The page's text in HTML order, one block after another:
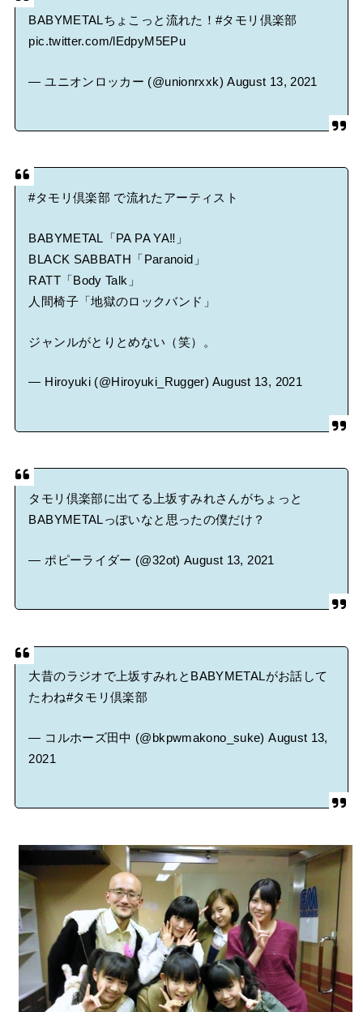
BABYMETALちょこっと流れた！#タモリ倶楽部
pic.twitter.com/lEdpyM5EPu
— ユニオンロッカー (@unionrxxk)August 13, 2021
#タモリ倶楽部 で流れたアーティスト
BABYMETAL「PA PA YA‼︎」
BLACK SABBATH「Paranoid」
RATT「Body Talk」
人間椅子「地獄のロックバンド」
ジャンルがとりとめない（笑）。
— Hiroyuki (@Hiroyuki_Rugger) August 13, 2021
タモリ倶楽部に出てる上坂すみれさんがちょっと
BABYMETALっぽいなと思ったの僕だけ？
— ポピーライダー (@32ot)August 13, 2021
大昔のラジオで上坂すみれとBABYMETALがお話して
たわね#タモリ倶楽部
— コルホーズ田中 (@bkpwmakono_suke)August 13,
2021